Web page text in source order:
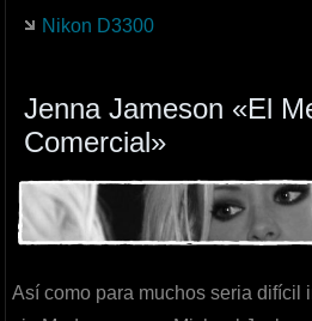
Nikon D3300
Jenna Jameson «El
Comercial»
Así como para muchos seria difícil